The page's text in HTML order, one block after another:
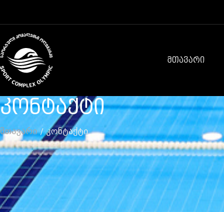
ᲛᲗᲐᲕᲐᲠᲘ
კონტაქტი
მთავარი/ კონტაქტი